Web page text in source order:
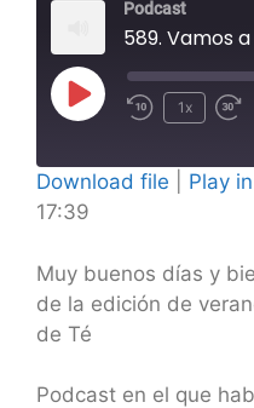
Podcast
589. Vamos
Play
1x
SHARE
LINK
EMBED
Download file Play
17:39
Muy buenos días y
de la edición de
de Té
Podcast en el que